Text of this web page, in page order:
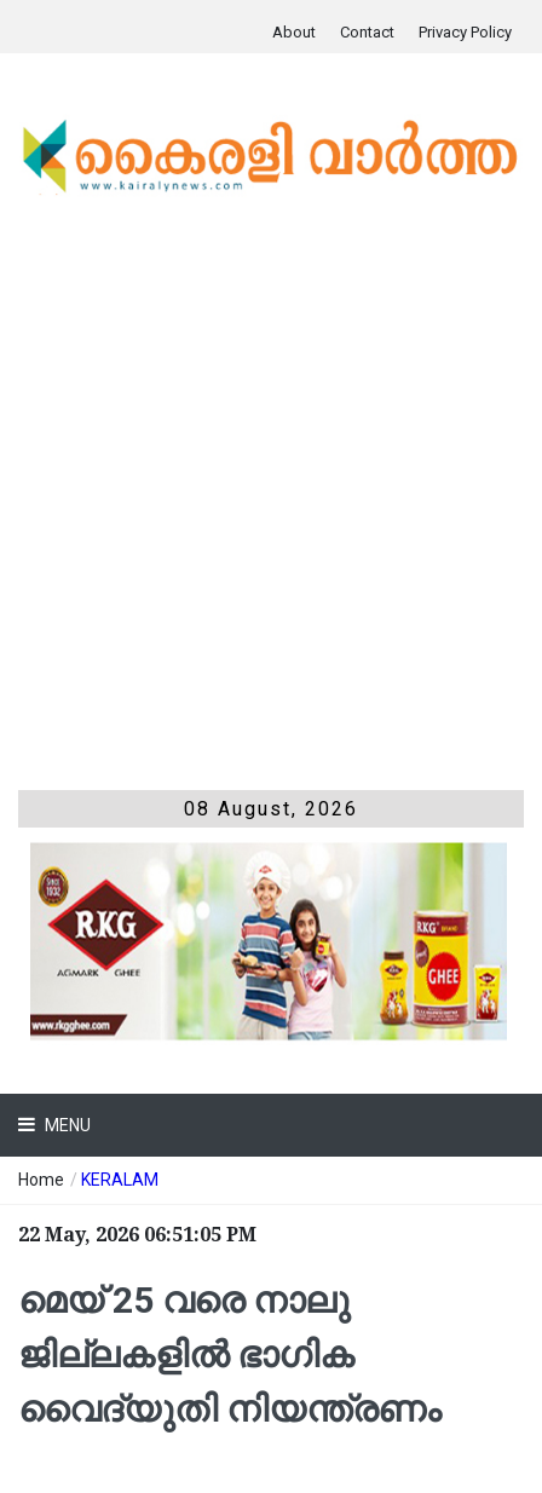
About Contact Privacy Policy
08 August, 2026
MENU
Home / KERALAM
22 May, 2026 06:51:05 PM
മെയ് 25 വരെ നാലു
ജില്ലകളില്‍ ഭാഗിക
വൈദ്യുതി നിയന്ത്രണം